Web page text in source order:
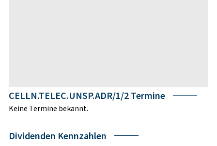
CELLN.TELEC.UNSP.ADR/1/2 Termine
Keine Termine bekannt.
Dividenden Kennzahlen